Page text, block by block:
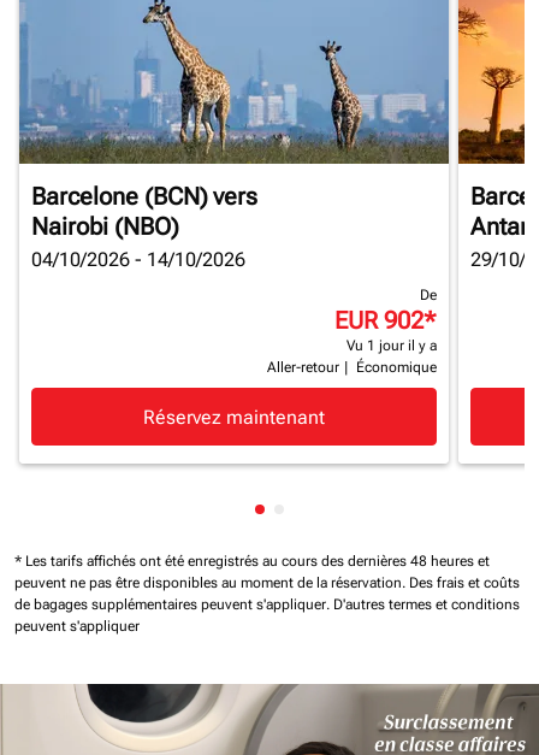
Barcelone (BCN)vers
Nairobi (NBO)
04/10/2026 - 14/10/2026
De
EUR 902*
Vu 1 jour il y a
Aller-retour
Économique
Réservez maintenant
29/10/
Affichage de cmp-pagination-
* Les tarifs affichés ont été enregistrés au cours des dernières 48 heures et
peuvent ne pas être disponibles au moment de la réservation. Des frais et coûts
de bagages supplémentaires peuvent s'appliquer. D'autres termes et conditions
peuvent s'appliquer